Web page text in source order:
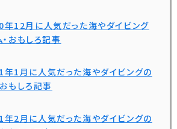
年12月に人気だった海やダイビング
おもしろ記事
年1月に人気だった海やダイビングの
もしろ記事
年2月に人気だった海やダイビングの